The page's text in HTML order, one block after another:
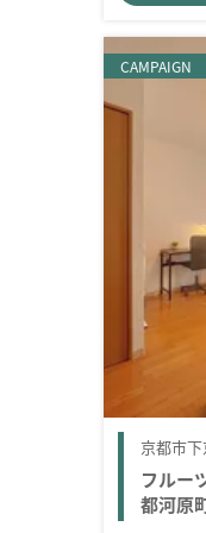
CAMPAIGN
京都市下
フルー
都河原